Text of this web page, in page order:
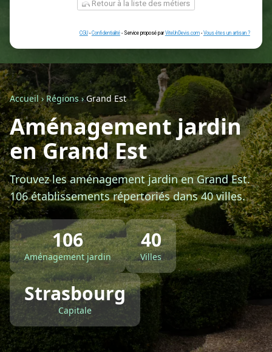
ou
Retour à la liste des métiers
CGU -Confidentialité- Service proposé parViteUnDevis.com-Vous
Accueil›Régions›Grand Est
Aménagement jardin
en Grand Est
Trouvez les aménagement jardin en Grand Est.
106 établissements répertoriés dans 40 villes.
106
Aménagement jardin
40
Villes
Strasbourg
Capitale